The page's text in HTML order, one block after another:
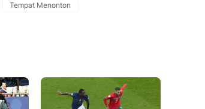
Tempat Menonton